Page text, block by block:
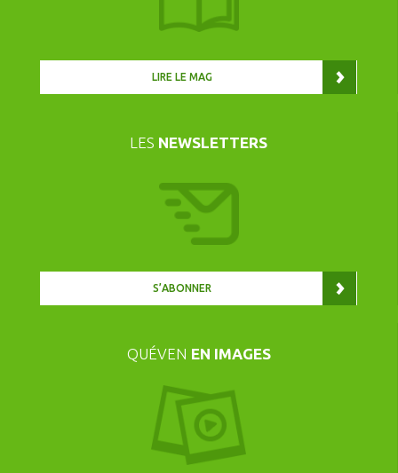
LIRE LE MAG
LES NEWSLETTERS
S’ABONNER
QUÉVEN EN IMAGES